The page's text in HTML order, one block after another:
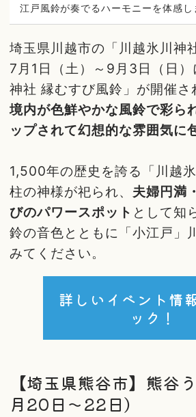
江戸風鈴が奏でるハーモニーを体感し
埼玉県川越市の「川越氷川神
7月1日（土）～9月3日（日）
神社 縁むすび風鈴」が開催さ
境内が色鮮やかな風鈴で彩ら
ップされて幻想的な雰囲気に
1,500年の歴史を誇る「川越
柱の神様が祀られ、 夫婦円満
びのパワースポット として知
鈴の音色とともに「小江戸」
みてください。
詳しいイベント情
ック！
【埼玉県熊谷市】熊谷
月20日～22日）